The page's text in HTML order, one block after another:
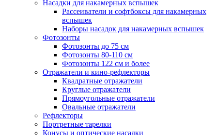
Насадки для накамерных вспышек
Рассеиватели и софтбоксы для накамерных
вспышек
Наборы насадок для накамерных вспышек
Фотозонты
Фотозонты до 75 см
Фотозонты 80-110 см
Фотозонты 122 см и более
Отражатели и кино-рефлекторы
Квадратные отражатели
Круглые отражатели
Прямоугольные отражатели
Овальные отражатели
Рефлекторы
Портретные тарелки
Конусы и оптические насадки